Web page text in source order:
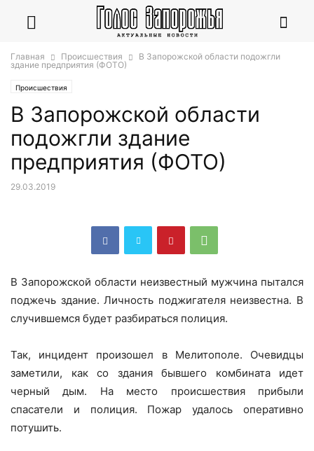
Главная Происшествия
В Запорожской области подожгли
здание предприятия (ФОТО)
Происшествия
В Запорожской области
подожгли здание
предприятия (ФОТО)
29.03.2019
В Запорожской области неизвестный мужчина пытался
поджечь здание. Личность поджигателя неизвестна. В
случившемся будет разбираться полиция.
Так, инцидент произошел в Мелитополе. Очевидцы
заметили, как со здания бывшего комбината идет
черный дым. На место происшествия прибыли
спасатели и полиция. Пожар удалось оперативно
потушить.